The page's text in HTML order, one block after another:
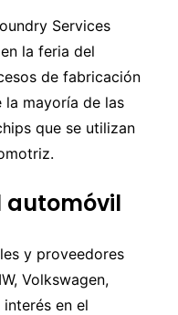
Services
la feria del
de fabricación
la mayoría de las
que se utilizan
automóvil
y proveedores
Volkswagen,
en el